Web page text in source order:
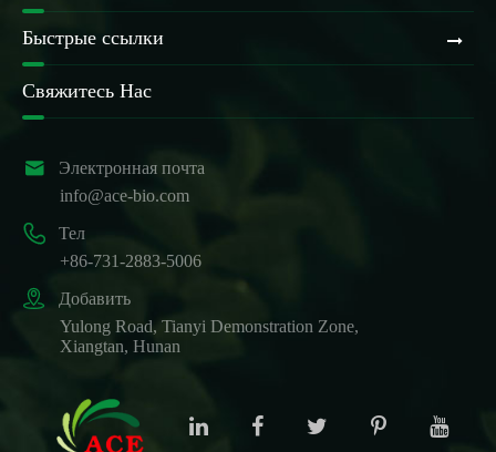
Быстрые ссылки
Свяжитесь Нас

Электронная почта
info@ace-bio.com

Тел
+86-731-2883-5006

Добавить
Yulong Road, Tianyi Demonstration Zone,
Xiangtan, Hunan